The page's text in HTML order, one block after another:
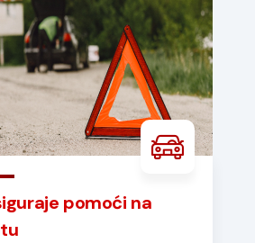
pomoći na